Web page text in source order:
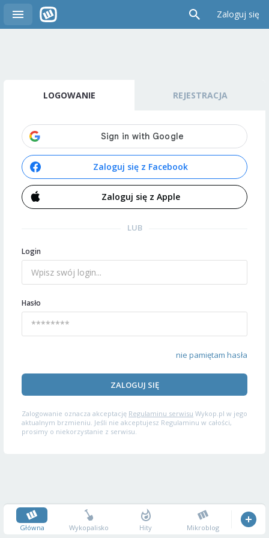
Zaloguj się
LOGOWANIE REJESTRACJA
Zaloguj się z Facebook
Zaloguj się z Apple
LUB
Login
Hasło
nie pamiętam hasła
ZALOGUJ SIĘ
Zalogowanie oznacza akceptację Regulaminu serwisu Wykop.pl w jego
aktualnym brzmieniu. Jeśli nie akceptujesz Regulaminu w całości,
prosimy o niekorzystanie z serwisu.
Główna Wykopalisko Hity Mikroblog